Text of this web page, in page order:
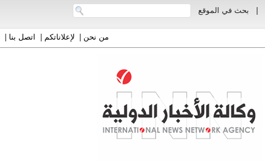
بحث في الموقع
من نحن| لإعلاناتكم| اتصل بنا|